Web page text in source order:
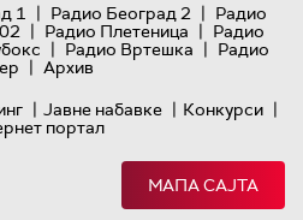
1 | Радио Београд 2 | Радио
| Радио Плетеница | Радио
| Радио Вртешка | Радио
| Архив
| Јавне набавке | Конкурси |
портал
МАПА САЈТА